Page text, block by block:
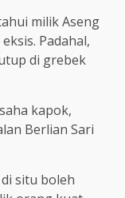
milik Aseng
Padahal,
di grebek
kapok,
Berlian Sari
situ boleh